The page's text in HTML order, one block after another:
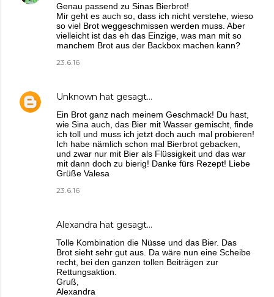
Genau passend zu Sinas Bierbrot!
Mir geht es auch so, dass ich nicht verstehe, wieso
so viel Brot weggeschmissen werden muss. Aber
vielleicht ist das eh das Einzige, was man mit so
manchem Brot aus der Backbox machen kann?
23.6.16
Unknown hat gesagt…
Ein Brot ganz nach meinem Geschmack! Du hast,
wie Sina auch, das Bier mit Wasser gemischt, finde
ich toll und muss ich jetzt doch auch mal probieren!
Ich habe nämlich schon mal Bierbrot gebacken,
und zwar nur mit Bier als Flüssigkeit und das war
mit dann doch zu bierig! Danke fürs Rezept! Liebe
Grüße Valesa
23.6.16
Alexandra hat gesagt…
Tolle Kombination die Nüsse und das Bier. Das
Brot sieht sehr gut aus. Da wäre nun eine Scheibe
recht, bei den ganzen tollen Beiträgen zur
Rettungsaktion.
Gruß,
Alexandra